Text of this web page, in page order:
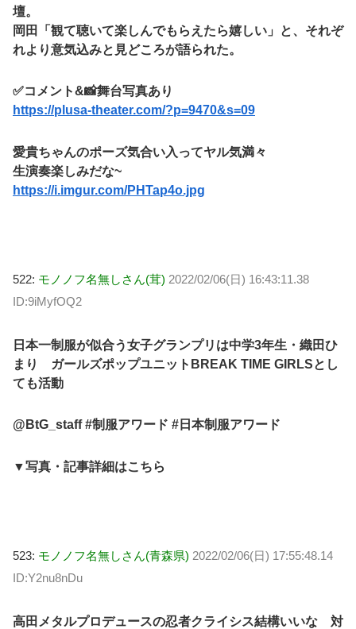
壇。
岡田「観て聴いて楽しんでもらえたら嬉しい」と、それぞ
れより意気込みと見どころが語られた。
✅コメント&📸舞台写真あり
https://plusa-theater.com/?p=9470&s=09
愛貴ちゃんのポーズ気合い入ってヤル気満々
生演奏楽しみだな~
https://i.imgur.com/PHTap4o.jpg
522: モノノフ名無しさん(茸) 2022/02/06(日) 16:43:11.38
ID:9iMyfOQ2
日本一制服が似合う女子グランプリは中学3年生・織田ひ
まり ガールズポップユニットBREAK TIME GIRLSとし
ても活動
@BtG_staff #制服アワード #日本制服アワード
▼写真・記事詳細はこちら
523: モノノフ名無しさん(青森県) 2022/02/06(日) 17:55:48.14
ID:Y2nu8nDu
高田メタルプロデュースの忍者クライシス結構いいな 対